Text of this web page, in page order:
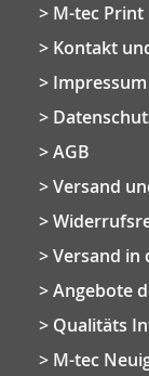
M-tec Print
Kontakt
Impressum
AGB
Versand
Versand in
Angebote
Qualitäts
M-tec